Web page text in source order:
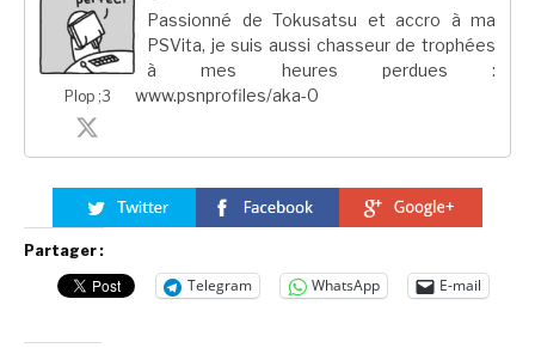
Plop ;3
Passionné de Tokusatsu et accro à ma
PSVita, je suis aussi chasseur de trophées
à mes heures perdues :
www.psnprofiles/aka-0
Partager :
Telegram WhatsApp E-mail